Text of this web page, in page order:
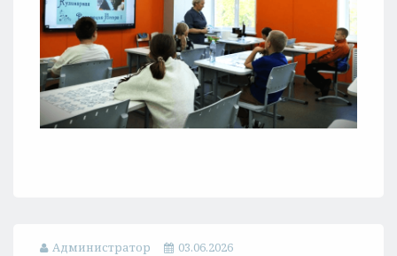
Администратор 03.06.2026